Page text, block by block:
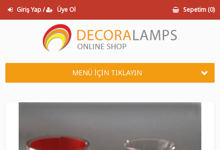
Giriş Yap / Üye Ol Sepetim (0)
MENÜ İÇİN TIKLAYIN